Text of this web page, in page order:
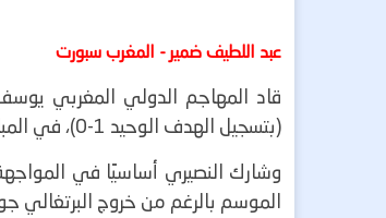
عبد اللطيف ضمير - المغرب سبورت
​قاد المهاجم الدولي المغربي
(بتسجيل الهدف الوحيد 1-0)، في المباراة التي جمعت الفريقين لحساب الجولة الخامسة من الدوري التركي.
الموسم بالرغم من خروج البرتغالي